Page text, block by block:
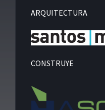
ARQUITECTURA
CONSTRUYE